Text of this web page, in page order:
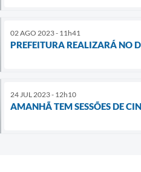
02 AGO 2023 - 11h41
PREFEITURA REALIZARÁ NO
24 JUL 2023 - 12h10
AMANHÃ TEM SESSÕES DE